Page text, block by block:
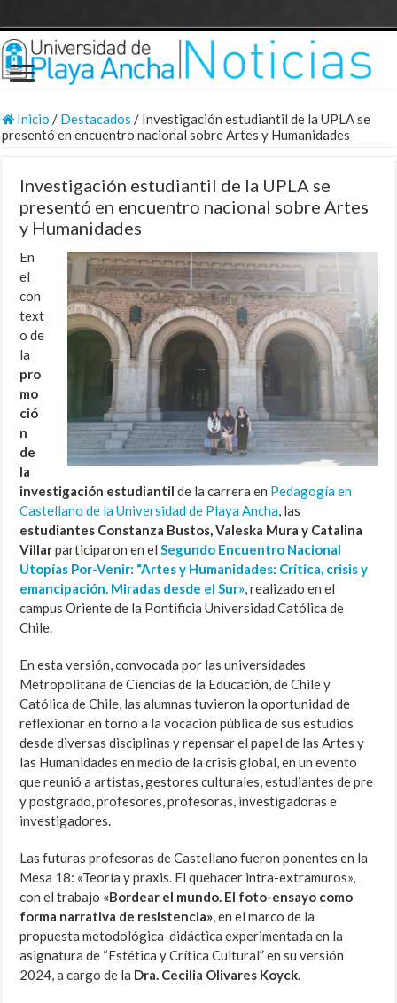
Inicio / Destacados / Investigación estudiantil de la UPLA se
presentó en encuentro nacional sobre Artes y Humanidades
Investigación estudiantil de la UPLA se
presentó en encuentro nacional sobre Artes
y Humanidades
En
el
con
text
o de
la
pro
mo
ció
n
de
la
investigación estudiantil de la carrera en Pedagogía en
Castellano de la Universidad de Playa Ancha, las
estudiantes Constanza Bustos, Valeska Mura y Catalina
Villarparticiparon en elSegundo Encuentro Nacional
Utopías Por-Venir: “Artes y Humanidades: Crítica, crisis y
emancipación. Miradas desde el Sur», realizado en el
campus Oriente de la Pontificia Universidad Católica de
Chile.
En esta versión, convocada por las universidades
Metropolitana de Ciencias de la Educación, de Chile y
Católica de Chile, las alumnas tuvieron la oportunidad de
reflexionar en torno a la vocación pública de sus estudios
desde diversas disciplinas y repensar el papel de las Artes y
las Humanidades en medio de la crisis global, en un evento
que reunió a artistas, gestores culturales, estudiantes de pre
y postgrado, profesores, profesoras, investigadoras e
investigadores.
Las futuras profesoras de Castellano fueron ponentes en la
Mesa 18: «Teoría y praxis. El quehacer intra-extramuros»,
con el trabajo «Bordear el mundo. El foto-ensayo como
forma narrativa de resistencia», en el marco de la
propuesta metodológica-didáctica experimentada en la
asignatura de “Estética y Crítica Cultural” en su versión
2024, a cargo de la Dra. Cecilia Olivares Koyck.